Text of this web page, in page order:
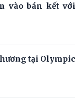
vào bán kết với
tại Olympic